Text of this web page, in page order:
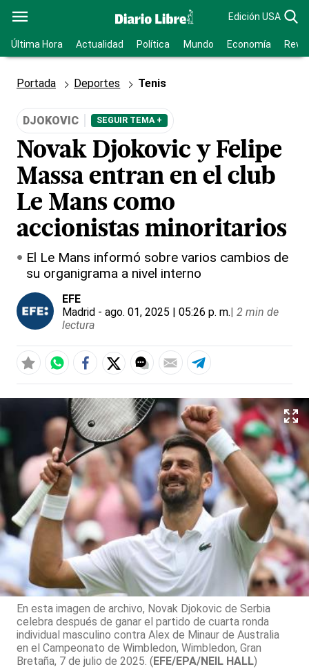
Edición USA
Última Hora Actualidad Política Mundo Economía
Portada Deportes Tenis
DJOKOVIC SEGUIR TEMA +
Novak Djokovic y Felipe
Massa entran en el club
Le Mans como
accionistas minoritarios
El Le Mans informó sobre varios cambios de
su organigrama a nivel interno
EFE
Madrid - ago. 01, 2025 | 05:26 p. m.| 2 min de
lectura
En esta imagen de archivo, Novak Djokovic de Serbia
celebra después de ganar el partido de cuarta ronda
individual masculino contra Alex de Minaur de Australia
en el Campeonato de Wimbledon, Wimbledon, Gran
Bretaña, 7 de julio de 2025. (EFE/EPA/NEIL HALL)